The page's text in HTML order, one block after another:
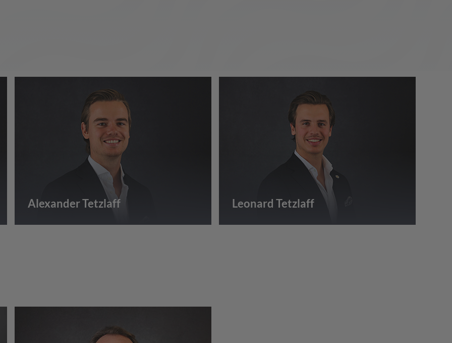
Alexander Tetzlaff Leonard Tetzlaff